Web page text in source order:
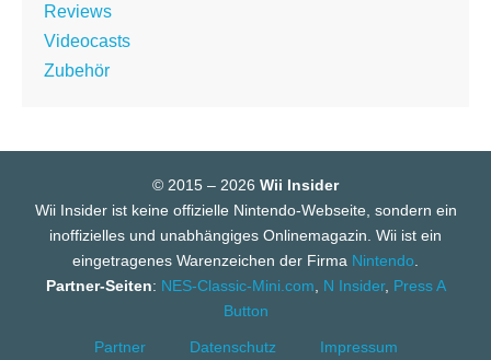
Reviews
Videocasts
Zubehör
© 2015 – 2026 Wii Insider
Wii Insider ist keine offizielle Nintendo-Webseite, sondern ein
inoffizielles und unabhängiges Onlinemagazin. Wii ist ein
eingetragenes Warenzeichen der Firma Nintendo
Partner-Seiten: NES-Classic-Mini.com N Insider, Press A
Button
Partner Datenschutz Impressum